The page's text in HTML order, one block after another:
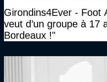
Girondins4Ever - Foot
veut d’un groupe à 17
Bordeaux !"